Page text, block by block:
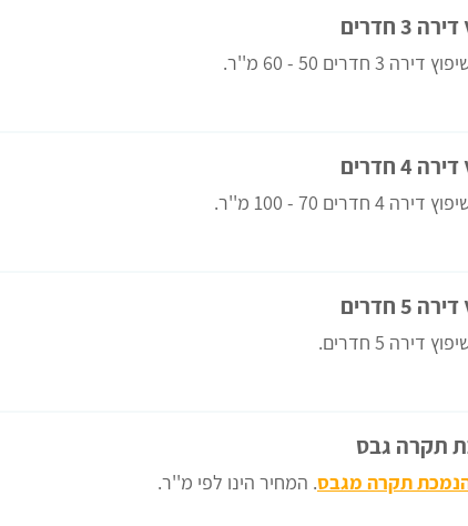
חדרים
חדרים 50 - 60 מ''ר.
חדרים
70 - 100 מ''ר.
חדרים
5 חדרים.
תקרה גבס
תקרה מגבס. המחיר הינו לפי מ''ר.